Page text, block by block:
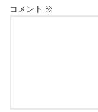
コメント ※